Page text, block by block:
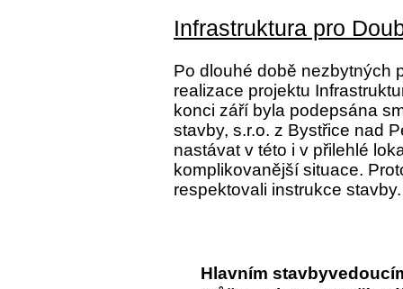
Infrastruktura pro
Po dlouhé době nezbytných
realizace projektu
konci září byla podepsána
stavby, s.r.o. z Bystřice nad
nastávat v této i v přilehlé
komplikovanější situace.
respektovali instrukce stavby.
Hlavním